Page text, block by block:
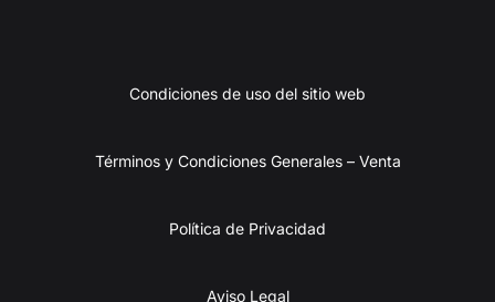
Condiciones de uso del sitio web
Términos y Condiciones Generales – Venta
Política de Privacidad
Aviso Legal